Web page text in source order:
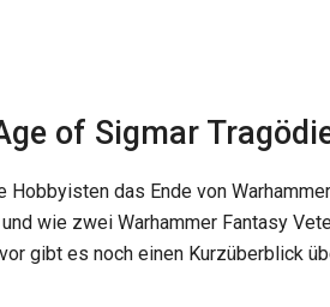
of Sigmar
das Ende von
wie zwei Warhammer Fantasy
gibt es noch einen Kurzüberblick